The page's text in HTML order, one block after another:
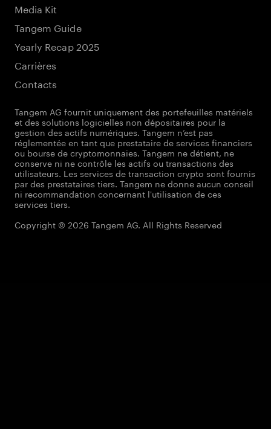
Media Kit
Tangem Guide
Yearly Recap 2025
Carrières
Contacts
Tangem AG fournit uniquement des portefeuilles matériels
et des solutions logicielles non dépositaires pour la
gestion des actifs numériques. Tangem n’est pas
réglementée en tant que prestataire de services financiers
ou bourse de cryptomonnaies. Tangem ne détient, ne
conserve ni ne contrôle les actifs ou transactions des
utilisateurs. Les services de transaction crypto sont fournis
par des prestataires tiers. Tangem ne donne aucun conseil
ni recommandation concernant l'utilisation de ces
services tiers.